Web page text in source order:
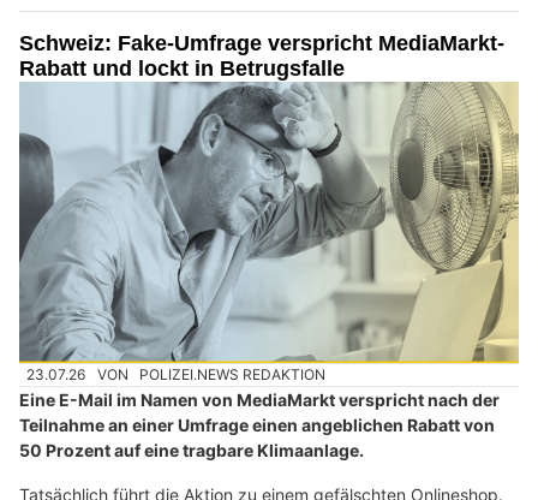
Schweiz: Fake-Umfrage verspricht MediaMarkt-
Rabatt und lockt in Betrugsfalle
23.07.26 VON POLIZEI.NEWS REDAKTION
Eine E-Mail im Namen von MediaMarkt verspricht nach der
Teilnahme an einer Umfrage einen angeblichen Rabatt von
50 Prozent auf eine tragbare Klimaanlage.
Tatsächlich führt die Aktion zu einem gefälschten Onlineshop.